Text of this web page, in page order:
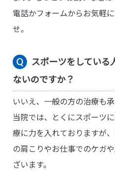
電話かフォームからお気軽
せ。
スポーツをしている
ないのですか？
いいえ、一般の方の治療も承
当院では、とくにスポーツ
療に力を入れておりますが
の肩こりやお仕事でのケガ
ざいます。